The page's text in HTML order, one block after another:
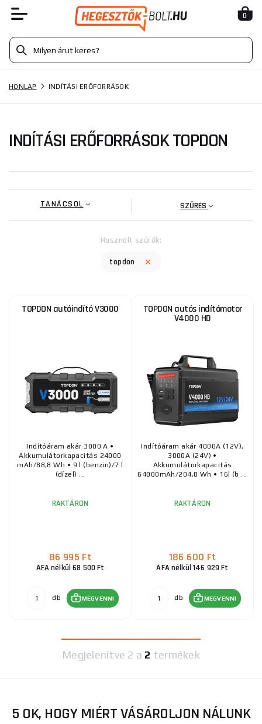
0
HONLAP INDÍTÁSI ERŐFORRÁSOK
INDÍTÁSI ERŐFORRÁSOK TOPDON
TANÁCSOL SZŰRÉS
Használt szűrők:
topdon
TOPDON autóindító V3000
Indítóáram akár 3000 A •
Akkumulátorkapacitás 24000
mAh/88,8 Wh • 9 l (benzin)/7 l
(dízel) ...
RAKTÁRON
86 995 Ft
ÁFA nélkül 68 500 Ft
db MEGVENNI
TOPDON autós indítómotor
V4000 HD
Indítóáram akár 4000A (12V),
3000A (24V) •
Akkumulátorkapacitás
64000mAh/204,8 Wh • 16l (b ...
RAKTÁRON
186 600 Ft
ÁFA nélkül 146 929 Ft
db MEGVENNI
Megjelenítve 2 a 2 termékek
5 OK, HOGY MIÉRT VÁSÁROLJON NÁLUNK